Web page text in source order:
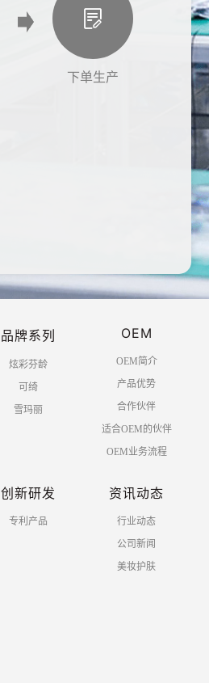
下单生产
品牌系列
炫彩芬龄
可绮
雪玛丽
OEM
OEM简介
产品优势
合作伙伴
适合OEM的伙伴
OEM业务流程
创新研发
专利产品
资讯动态
行业动态
公司新闻
美妆护肤